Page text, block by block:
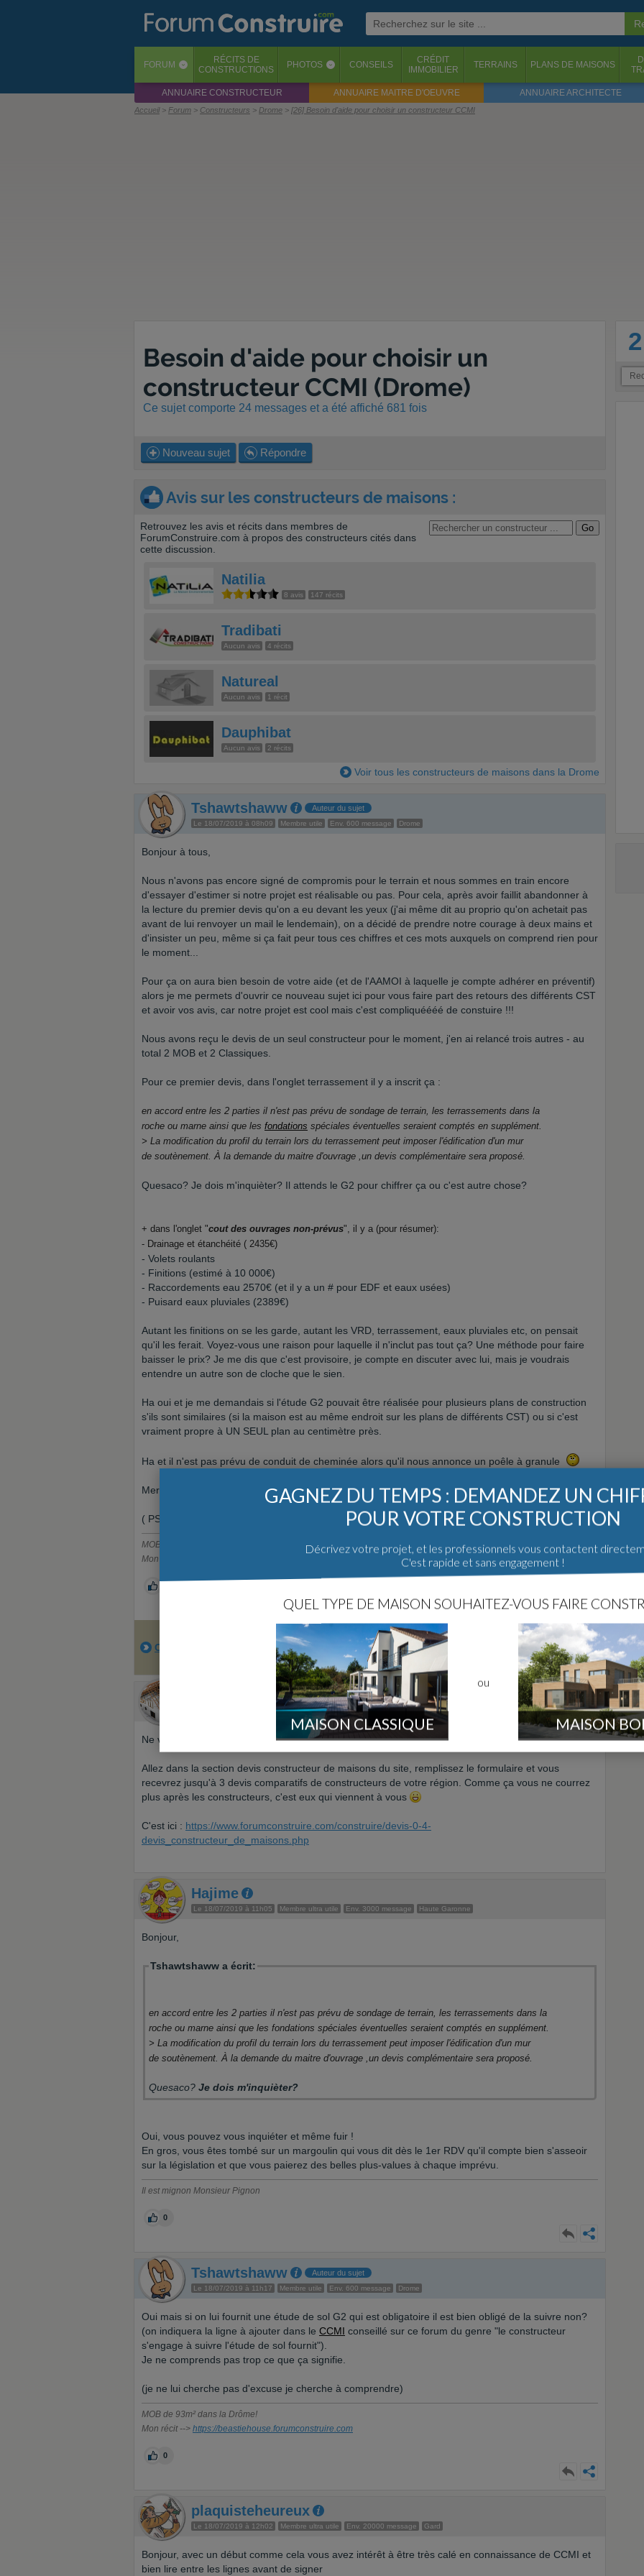
FORUM ‹ RÉCITS DE
CONSTRUCTIONS
PHOTOS ‹ CONSEILS
CRÉDIT
IMMOBILIER
TERRAINS PLANS DE MAISONS
ANNUAIRE CONSTRUCTEUR ANNUAIRE MAITRE D'OEUVRE ANNUAIRE ARCHITECTE
Accueil Forum Constructeurs Drome [26] Besoin d'aide pour choisir un constructeur CCMI
Besoin d'aide pour choisir un
constructeur CCMI (Drome)
Ce sujet comporte 24 messages et a été affiché 681 fois
Nouveau sujet Répondre
Avis sur les constructeurs de maisons :
Retrouvez les avis et récits dans membres de
ForumConstruire.com à propos des constructeurs cités dans
cette discussion.
Natilia
8 avis 147 récits
Tradibati
Aucun avis 4 récits
Natureal
Aucun avis 1 récit
Dauphibat
Aucun avis 2 récits
Voir tous les constructeurs de maisons dans la Drome
Tshawtshaww Auteur du sujet
Le 18/07/2019 à 08h09 Membre utile Env. 600 message Drome
Bonjour à tous,
Nous n'avons pas encore signé de compromis pour le terrain et nous sommes en train encore
d'essayer d'estimer si notre projet est réalisable ou pas. Pour cela, après avoir faillit abandonner à
la lecture du premier devis qu'on a eu devant les yeux (j'ai même dit au proprio qu'on achetait pas
avant de lui renvoyer un mail le lendemain), on a décidé de prendre notre courage à deux mains et
d'insister un peu, même si ça fait peur tous ces chiffres et ces mots auxquels on comprend rien pour
le moment...
Pour ça on aura bien besoin de votre aide (et de l'AAMOI à laquelle je compte adhérer en préventif)
alors je me permets d'ouvrir ce nouveau sujet ici pour vous faire part des retours des différents CST
et avoir vos avis, car notre projet est cool mais c'est compliquéééé de constuire !!!
Nous avons reçu le devis de un seul constructeur pour le moment, j'en ai relancé trois autres - au
total 2 MOB et 2 Classiques.
Pour ce premier devis, dans l'onglet terrassement il y a inscrit ça :
en accord entre les 2 parties il n'est pas prévu de sondage de terrain, les terrassements dans la
roche ou marne ainsi que les fondations spéciales éventuelles seraient comptés en supplément.
> La modification du profil du terrain lors du terrassement peut imposer l'édification d'un mur
de soutènement. À la demande du maitre d'ouvrage ,un devis complémentaire sera proposé.
Quesaco? Je dois m'inquièter? Il attends le G2 pour chiffrer ça ou c'est autre chose?
+ dans l'onglet "cout des ouvrages non-prévus", il y a (pour résumer):
- Drainage et étanchéité ( 2435€)
- Volets roulants
- Finitions (estimé à 10 000€)
- Raccordements eau 2570€ (et il y a un # pour EDF et eaux usées)
- Puisard eaux pluviales (2389€)
Autant les finitions on se les garde, autant les VRD, terrassement, eaux pluviales etc, on pensait
qu'il les ferait. Voyez-vous une raison pour laquelle il n'inclut pas tout ça? Une méthode pour faire
baisser le prix? Je me dis que c'est provisoire, je compte en discuter avec lui, mais je voudrais
entendre un autre son de cloche que le sien.
Ha oui et je me demandais si l'étude G2 pouvait être réalisée pour plusieurs plans de construction
s'ils sont similaires (si la maison est au même endroit sur les plans de différents CST) ou si c'est
vraiment propre à UN SEUL plan au centimètre près.
Ha et il n'est pas prévu de conduit de cheminée alors qu'il nous annonce un poêle à granule
Merci d'avance,
( PS : je peux mettre un bout du devis en ligne en cachant les noms, est-ce que ça se fait?)
MOB de 93m² dans la Drôme!
Mon récit -->
Cliquez ici pour accéder à la meilleure réponse
Par ForumConstruire.com
Ne vous prenez pas la tête pour la construction d'une maison...
Allez dans la section devis constructeur de maisons du site, remplissez le formulaire et vous
recevrez jusqu'à 3 devis comparatifs de constructeurs de votre région. Comme ça vous ne courrez
plus après les constructeurs, c'est eux qui viennent à vous
C'est ici : https://www.forumconstruire.com/construire/devis-0-4-
devis_constructeur_de_maisons.php
Hajime
Le 18/07/2019 à 11h05 Membre ultra utile Env. 3000 message Haute Garonne
Bonjour,
Tshawtshaww a écrit:
en accord entre les 2 parties il n'est pas prévu de sondage de terrain, les terrassements dans la
roche ou marne ainsi que les fondations spéciales éventuelles seraient comptés en supplément.
> La modification du profil du terrain lors du terrassement peut imposer l'édification d'un mur
de soutènement. À la demande du maitre d'ouvrage ,un devis complémentaire sera proposé.
Quesaco? Je dois m'inquièter?
Oui, vous pouvez vous inquiéter et même fuir !
En gros, vous êtes tombé sur un margoulin qui vous dit dès le 1er RDV qu'il compte bien s'asseoir
sur la législation et que vous paierez des belles plus-values à chaque imprévu.
Il est mignon Monsieur Pignon
0
Tshawtshaww Auteur du sujet
Le 18/07/2019 à 11h17 Membre utile Env. 600 message Drome
Oui mais si on lui fournit une étude de sol G2 qui est obligatoire il est bien obligé de la suivre non?
(on indiquera la ligne à ajouter dans le CCMI conseillé sur ce forum du genre "le constructeur
s'engage à suivre l'étude de sol fournit").
Je ne comprends pas trop ce que ça signifie.
(je ne lui cherche pas d'excuse je cherche à comprendre)
MOB de 93m² dans la Drôme!
Mon récit --> https://beastiehouse.forumconstruire.com
0
plaquisteheureux
Le 18/07/2019 à 12h02 Membre ultra utile Env. 20000 message Gard
Bonjour, avec un début comme cela vous avez intérêt à être très calé en connaissance de CCMI et
bien lire entre les lignes avant de signer
2
GAGNEZ DU TEMPS : DEMANDEZ UN
POUR VOTRE CONSTRUCTION
Décrivez votre projet, et les professionnels vous contactent
C'est rapide et sans engagement !
QUEL TYPE DE MAISON SOUHAITEZ-VOUS FAIRE
MAISON CLASSIQUE
ou
MAISON